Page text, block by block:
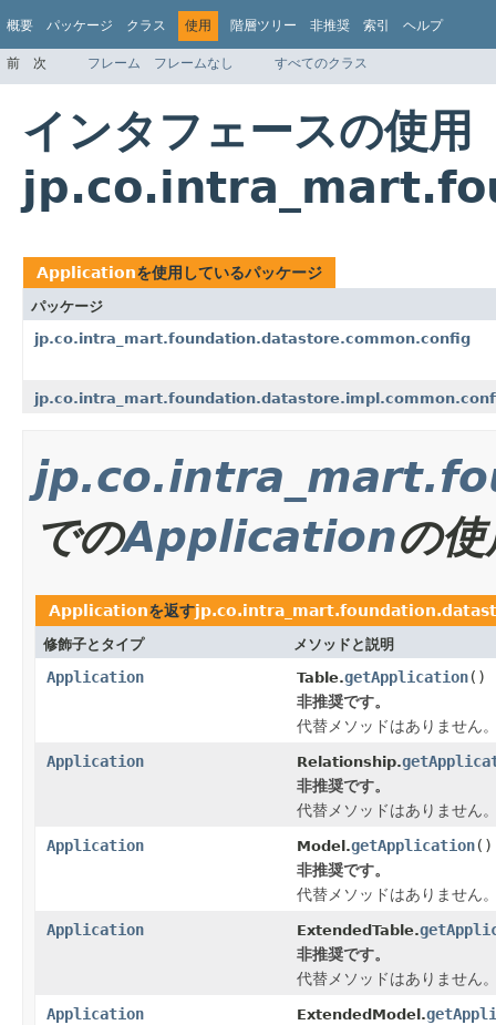
概要 パッケージ クラス 使用 階層ツリー 非推奨 索引 ヘルプ
前 次 フレーム フレームなし すべてのクラス
インタフェースの使用
Applicationを使用しているパッケージ
パッケージ
jp.co.intra_mart.foundation.datastore.common.config
でのApplicationの使
Applicationを返す
修飾子とタイプ メソッドと説明
Application Table.getApplication()
非推奨です。
代替メソッドはありません
Application
Relationship.
非推奨です。
代替メソッドはありません
Application
Model.getApplication()
非推奨です。
代替メソッドはありません
Application
ExtendedTable.
非推奨です。
代替メソッドはありません
Application
ExtendedModel.